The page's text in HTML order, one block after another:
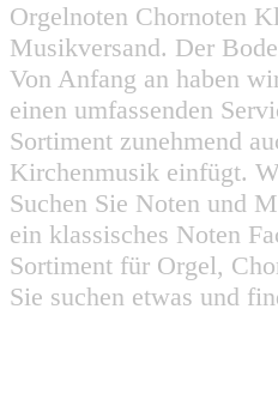
Orgelnoten Chornoten
Musikversand. Der
Von Anfang an haben
einen umfassenden
Sortiment zunehmend
Kirchenmusik einfügt.
Suchen Sie Noten und
ein klassisches Noten
Sortiment für Orgel,
Sie suchen etwas und